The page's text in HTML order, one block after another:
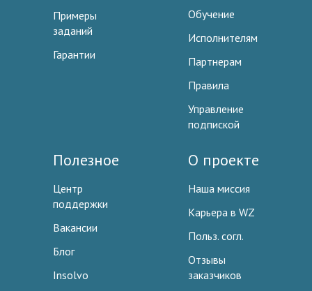
Примеры
заданий
Гарантии
Обучение
Исполнителям
Партнерам
Правила
Управление
подпиской
Полезное
Центр
поддержки
Вакансии
Блог
Insolvo
О проекте
Наша миссия
Карьера в WZ
Польз. согл.
Отзывы
заказчиков